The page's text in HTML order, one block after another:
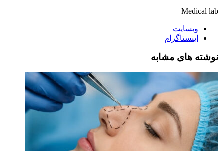
Medical lab
وبسایت
اینستاگرام
نوشته های مشابه